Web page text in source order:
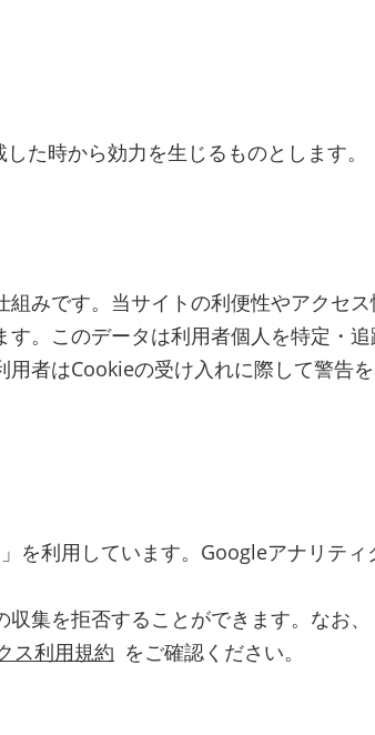
た時から効力を生じるものとします。
みです。当サイトの利便性やアクセ
。このデータは利用者個人を特定・
者はCookieの受け入れに際して警告
を利用しています。Googleアナリティ
集を拒否することができます。なお
ス利用規約 をご確認ください。